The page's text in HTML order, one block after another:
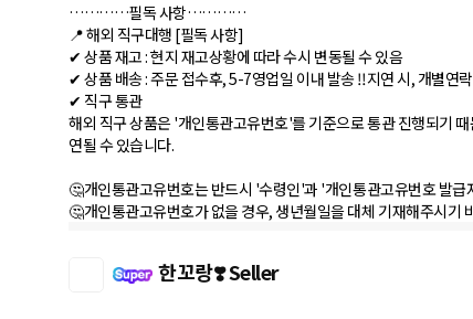
…………필독 사항…………
📍 해외 직구대행 [필독 사항]
✔︎ 상품 재고 : 현지 재고상황에 따라 수시 변동될 수 있음
✔︎ 상품 배송 : 주문 접수후, 5-7영업일 이내 발송 ‼️지연 시, 개별연
✔︎ 직구 통관
해외 직구 상품은 '개인통관고유번호'를 기준으로 통관 진행되기
연될 수 있습니다.
🤔개인통관고유번호는 반드시 '수령인'과 '개인통관고유번호 발급
🤔개인통관고유번호가 없을 경우, 생년월일을 대체 기재해주시기
한꼬랑❣️ Seller